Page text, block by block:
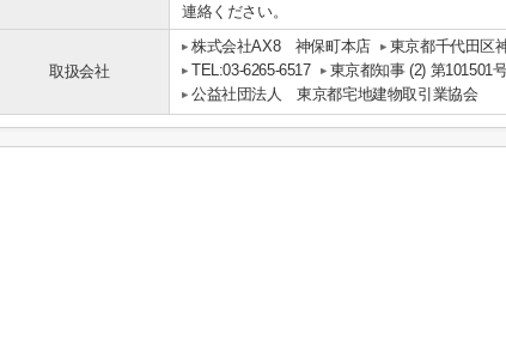
連絡ください。
取扱会社
株式会社AX8 神保町本店
東京都千代田区
TEL:03-6265-6517
東京都知事 (2) 第101501
公益社団法人 東京都宅地建物取引業協会